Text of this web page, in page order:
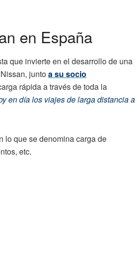
en España
que invierte en el desarrollo de una
juntoa su socio
rápida a través de toda la
en día los viajes de larga distancia a
lo que se denomina carga de
etc.